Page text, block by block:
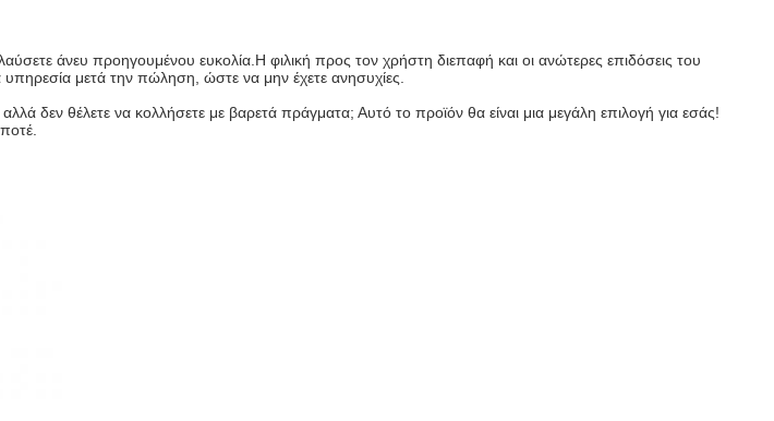
άνευ προηγουμένου ευκολία.Η φιλική προς τον χρήστη διεπαφή και οι ανώτερες επιδόσεις του
υπηρεσία μετά την πώληση, ώστε να μην έχετε ανησυχίες.
δεν θέλετε να κολλήσετε με βαρετά πράγματα; Αυτό το προϊόν θα είναι μια μεγάλη επιλογή για εσάς!